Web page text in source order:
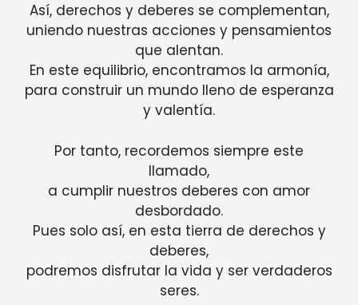
Así, derechos y deberes se complementan,
uniendo nuestras acciones y pensamientos
que alentan.
En este equilibrio, encontramos la armonía,
para construir un mundo lleno de esperanza
y valentía.
Por tanto, recordemos siempre este
llamado,
a cumplir nuestros deberes con amor
desbordado.
Pues solo así, en esta tierra de derechos y
deberes,
podremos disfrutar la vida y ser verdaderos
seres.